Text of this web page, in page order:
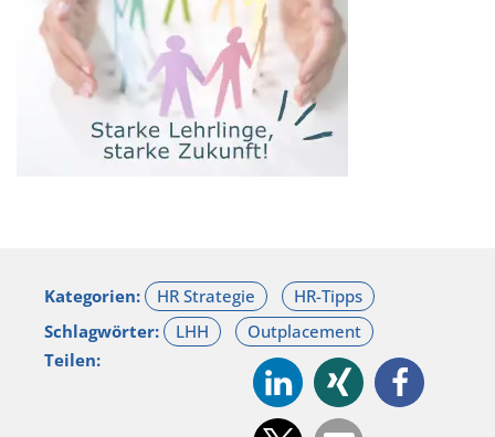
Kategorien:
Schlagwörter:
Teilen: